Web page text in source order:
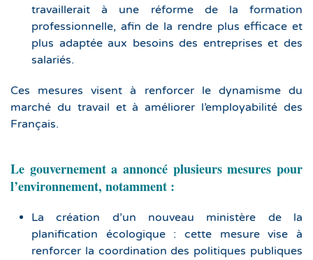
travaillerait à une réforme de la formation
professionnelle, afin de la rendre plus efficace et
plus adaptée aux besoins des entreprises et des
salariés.
Ces mesures visent à renforcer le dynamisme du
marché du travail et à améliorer l’employabilité des
Français.
Le gouvernement a annoncé plusieurs mesures pour
l’environnement, notamment :
La création d’un nouveau ministère de la
planification écologique : cette mesure vise à
renforcer la coordination des politiques publiques